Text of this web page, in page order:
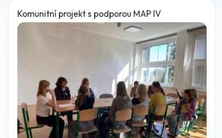
Komunitní projekt s podporou MAP IV